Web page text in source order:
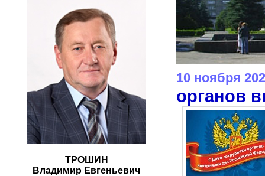
ТРОШИН
Владимир Евгеньевич
10 ноября
органов